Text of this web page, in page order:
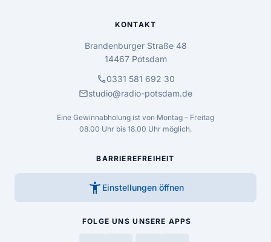
KONTAKT
Brandenburger Straße 48
14467 Potsdam
call0331 581 692 30
mailstudio@radio-potsdam.de
Eine Gewinnabholung ist von Montag – Freitag
08.00 Uhr bis 18.00 Uhr möglich.
BARRIEREFREIHEIT
accessibility_new Einstellungen öffnen
FOLGE UNS UNSERE APPS